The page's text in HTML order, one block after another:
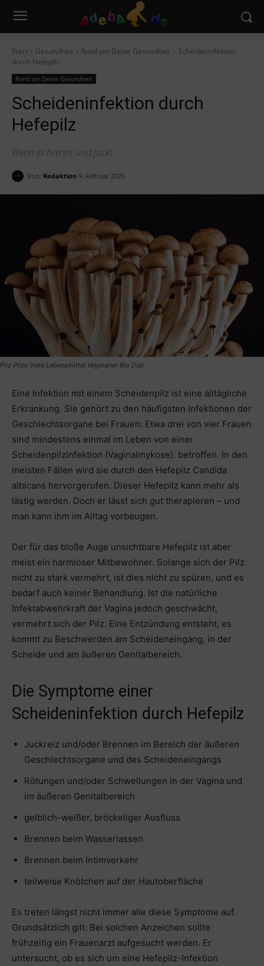
Start Gesundheit Rund um Deine Gesundheit
Scheideninfektion
durch Hefepilz
Rund um Deine Gesundheit
Scheideninfektion durch
Hefepilz
Wenn es brennt und juckt
Von: Redaktion 9. Februar 2020
Pilz Pilze Viele Lebensmittel Vegetarier Bio Diät
Eine Infektion mit einem Scheidenpilz ist eine alltägliche
Erkrankung. Sie gehört zu den häufigsten Infektionen der
Geschlechtsorgane bei Frauen: Etwa drei von vier Frauen
sind mindestens einmal im Leben von einer
Scheidenpilzinfektion (Vaginalmykose). betroffen. In den
meisten Fällen wird sie durch den Hefepilz Candida
albicans hervorgerufen. Dieser Hefepilz kann mehr als
lästig werden. Doch er lässt sich gut therapieren – und
man kann ihm im Alltag vorbeugen.
Der für das bloße Auge unsichtbare Hefepilz ist aber
meist ein harmloser Mitbewohner. Solange sich der Pilz
nicht zu stark vermehrt, ist dies nicht zu spüren, und es
bedarf auch keiner Behandlung. Ist die natürliche
Infektabwehrkraft der Vagina jedoch geschwächt,
vermehrt sich der Pilz. Eine Entzündung entsteht, es
kommt zu Beschwerden am Scheideneingang, in der
Scheide und am äußeren Genitalbereich.
Die Symptome einer
Scheideninfektion durch Hefepilz
Juckreiz und/oder Brennen im Bereich der äußeren
Geschlechtsorgane und des Scheideneingangs
Rötungen und/oder Schwellungen in der Vagina und
im äußeren Genitalbereich
gelblich-weißer, bröckeliger Ausfluss
Brennen beim Wasserlassen
Brennen beim Intimverkehr
teilweise Knötchen auf der Hautoberfläche
Es treten längst nicht immer alle diese Symptome auf.
Grundsätzlich gilt: Bei solchen Anzeichen sollte
frühzeitig ein Frauenarzt aufgesucht werden. Er
untersucht, ob es sich um eine Hefepilz-Infektion